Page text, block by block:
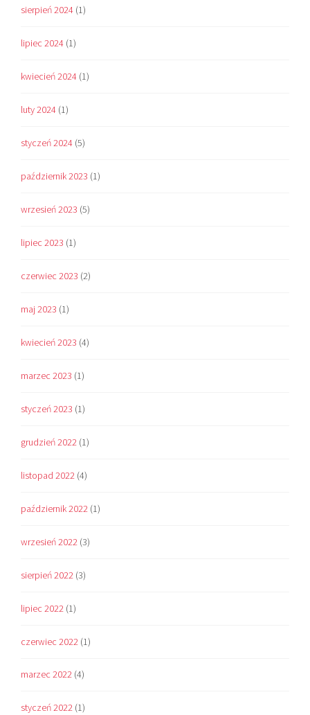
sierpień 2024 (1)
lipiec 2024 (1)
kwiecień 2024 (1)
luty 2024 (1)
styczeń 2024 (5)
październik 2023 (1)
wrzesień 2023 (5)
lipiec 2023 (1)
czerwiec 2023 (2)
maj 2023 (1)
kwiecień 2023 (4)
marzec 2023 (1)
styczeń 2023 (1)
grudzień 2022 (1)
listopad 2022 (4)
październik 2022 (1)
wrzesień 2022 (3)
sierpień 2022 (3)
lipiec 2022 (1)
czerwiec 2022 (1)
marzec 2022 (4)
styczeń 2022 (1)